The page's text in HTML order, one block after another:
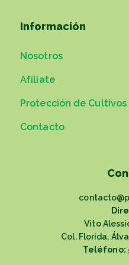
Información
Nosotros
Afíliate
Protección de Cultivos
Contacto
Vito
Col. Florida,
Teléfono: